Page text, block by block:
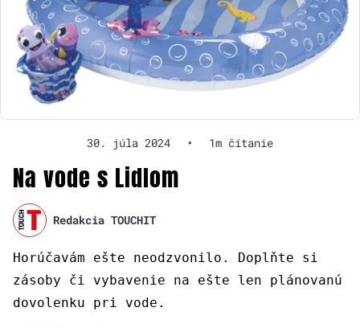
30. júla 2024 • 1m čítanie
Na vode s Lidlom
Redakcia TOUCHIT
Horúčavám ešte neodzvonilo. Doplňte si
zásoby či vybavenie na ešte len plánovanú
dovolenku pri vode.